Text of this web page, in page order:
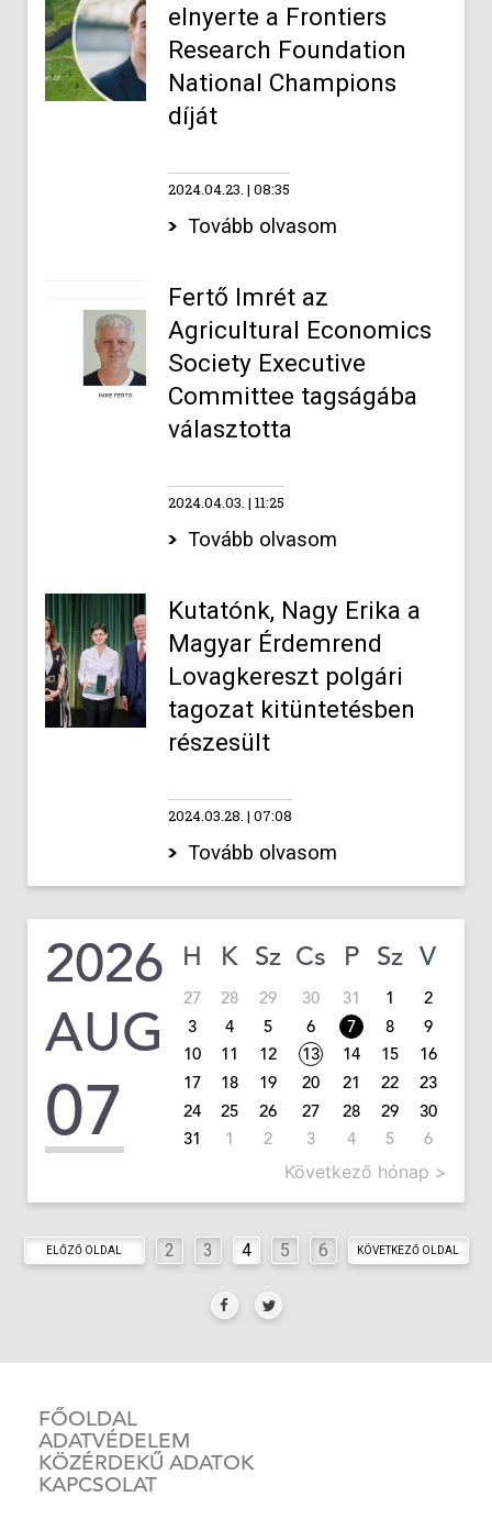
elnyerte a Frontiers
Research Foundation
National Champions
díját
2024.04.23. 08:35
Tovább olvasom
Fertő Imrét az
Agricultural Economics
Society Executive
Committee tagságába
választotta
2024.04.03. 11:25
Tovább olvasom
Kutatónk, Nagy Erika a
Magyar Érdemrend
Lovagkereszt polgári
tagozat kitüntetésben
részesült
2024.03.28. 07:08
Tovább olvasom
2026
AUG
07
H K Sz Cs P Sz V
27 28 29 30 31 1
2
3
4 5 6 7 8
9
10
11 12 13 14 15
16
17
18 19 20 21 22
23
24
25 26 27 28 29
30
31
1 2 3 4 5 6
Következő hónap >
ELŐZŐ OLDAL 2 3 4 5 6 KÖVETKEZŐ OLDAL
FŐOLDAL
ADATVÉDELEM
KÖZÉRDEKŰ ADATOK
KAPCSOLAT